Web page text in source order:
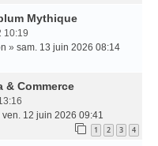
Mythique
10:19
» sam. 13 juin 2026 08:14
& Commerce
ven. 12 juin 2026 09:41
1 2 3 4